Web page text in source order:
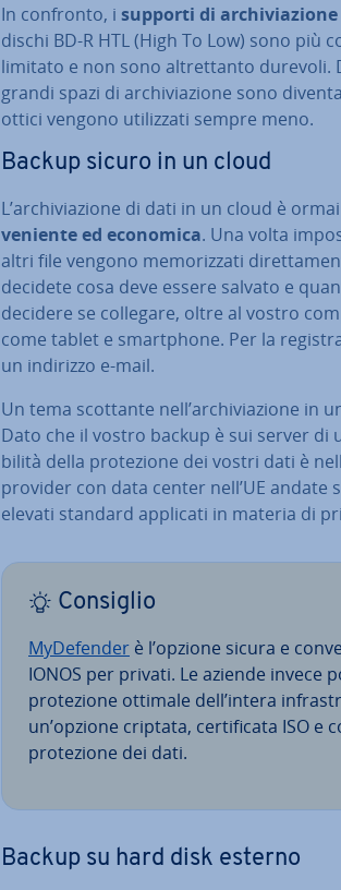
In confronto, i supporti di
dischi BD-R HTL (High To Low) sono più
limitato e non sono al­tret­tan­to durevoli.
grandi spazi di ar­chi­via­zio­ne sono
ottici vengono uti­liz­za­ti sempre meno.
Backup sicuro in un cloud
L’ar­chi­via­zio­ne di dati in un cloud è
ve­nien­te ed economica. Una volta
altri file vengono me­mo­riz­za­ti
decidete cosa deve essere salvato e
decidere se collegare, oltre al vostro
come tablet e smart­pho­ne. Per la
un indirizzo e-mail.
Un tema scottante nell’ar­chi­via­zio­ne in
Dato che il vostro backup è sui server di
bi­li­tà della pro­te­zio­ne dei vostri dati è
provider con data center nell’UE andate
elevati standard applicati in materia di
Consiglio
My­De­fen­der è l’opzione sicura e
IONOS per privati. Le aziende invece
pro­te­zio­ne ottimale dell’intera
un’opzione criptata, cer­ti­fi­ca­ta ISO e
pro­te­zio­ne dei dati.
Backup su hard disk esterno